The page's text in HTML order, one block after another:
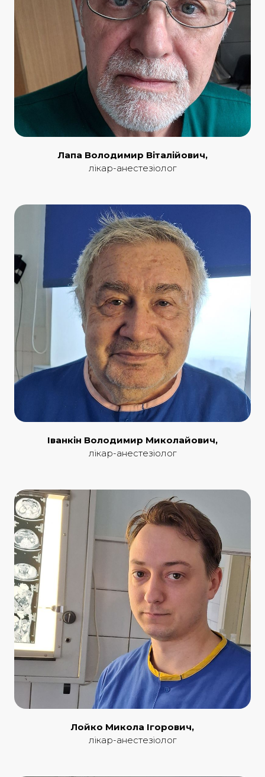
Лапа Володимир Віталійович,
лікар-анестезіолог
Іванкін Володимир Миколайович,
лікар-анестезіолог
Лойко Микола Ігорович,
лікар-анестезіолог